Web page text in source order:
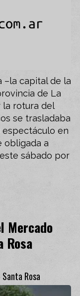
–la capital de la
de La
la rotura del
se trasladaba
espectáculo en
obligada a
sábado por
Mercado
Rosa
Rosa